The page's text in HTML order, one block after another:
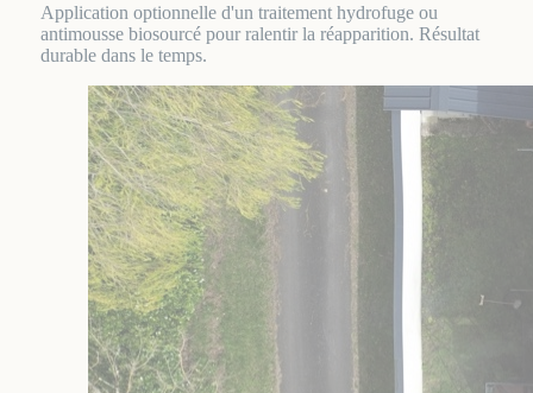
Application optionnelle d'un traitement hydrofuge ou
antimousse biosourcé pour ralentir la réapparition. Résultat
durable dans le temps.